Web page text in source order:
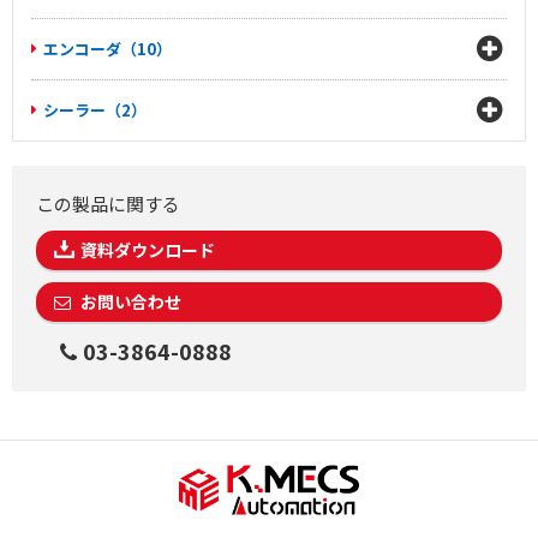
エンコーダ（10）
シーラー（2）
この製品に関する
資料ダウンロード
お問い合わせ
03-3864-0888